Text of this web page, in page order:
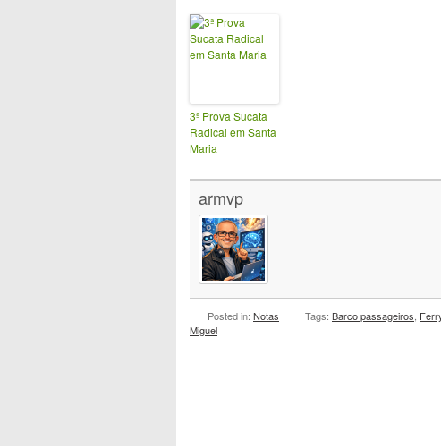
3ª Prova Sucata
Radical em Santa
Maria
armvp
Posted in: Notas Tags: Barco passageiros
Miguel